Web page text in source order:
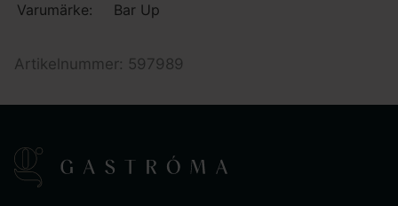
Varumärke:
Bar Up
Artikelnummer: 597989